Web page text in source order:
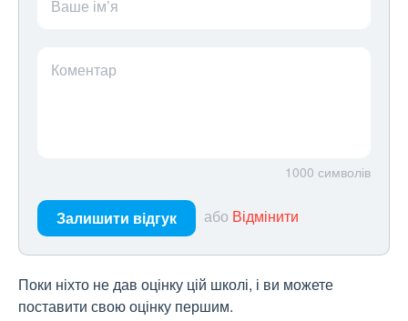
Ваше ім’я
Коментар
1000 символів
Залишити відгук або Відмінити
Поки ніхто не дав оцінку цій школі, і ви можете
поставити свою оцінку першим.